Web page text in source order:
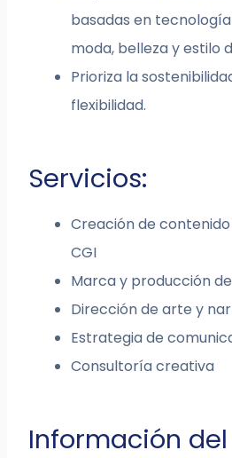
basadas en
moda, belleza y estilo
Prioriza la
flexibilidad.
Servicios:
Creación de
CGI
Marca y producción
Dirección de arte y
Estrategia de
Consultoría creativa
Información